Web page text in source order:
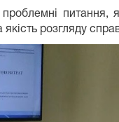
питання,
якість розгляду